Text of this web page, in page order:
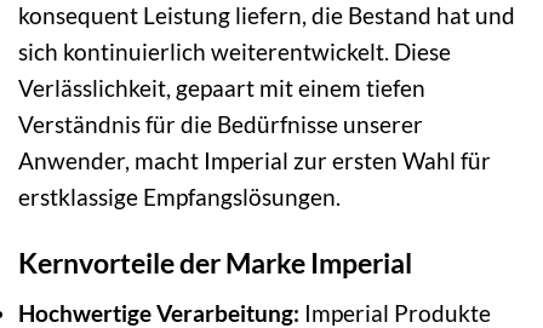
konsequent Leistung liefern, die Bestand hat und
sich kontinuierlich weiterentwickelt. Diese
Verlässlichkeit, gepaart mit einem tiefen
Verständnis für die Bedürfnisse unserer
Anwender, macht Imperial zur ersten Wahl für
erstklassige Empfangslösungen.
Kernvorteile der Marke Imperial
Hochwertige Verarbeitung: Imperial Produkte